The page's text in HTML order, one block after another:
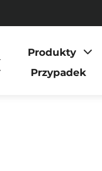
Produkty
Przypadek